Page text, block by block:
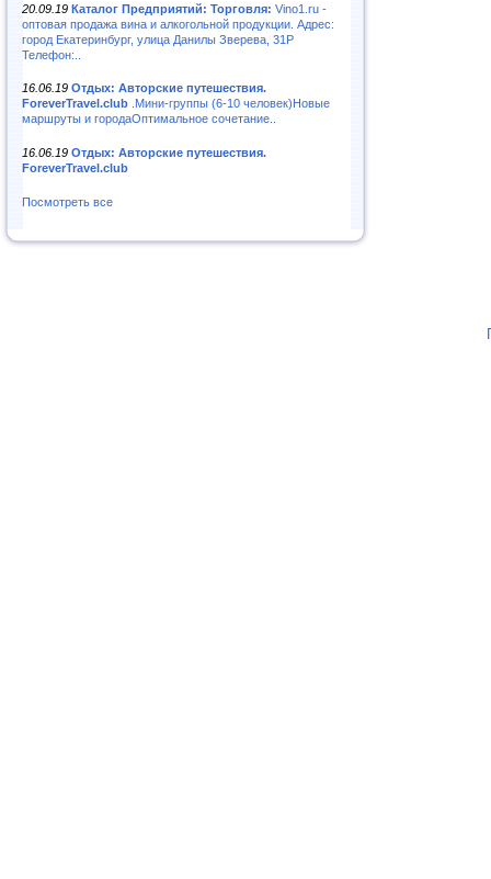
20.09.19 Каталог Предприятий: Торговля: Vino1.ru -
оптовая продажа вина и алкогольной продукции. Адрес:
город Екатеринбург, улица Данилы Зверева, 31Р
Телефон:..
16.06.19 Отдых: Авторские путешествия.
ForeverTravel.club .Мини-группы (6-10 человек)Новые
маршруты и городаОптимальное сочетание..
16.06.19 Отдых: Авторские путешествия.
ForeverTravel.club
Посмотреть все